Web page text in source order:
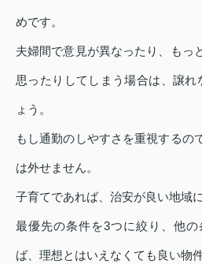
めです。
夫婦間で意見が異なったり、もっ
思ったりしてしまう場合は、譲れ
ょう。
もし通勤のしやすさを重視するの
は外せません。
子育てであれば、治安が良い地域
最優先の条件を3つに絞り、他
ば、理想とはいえなくても良い物